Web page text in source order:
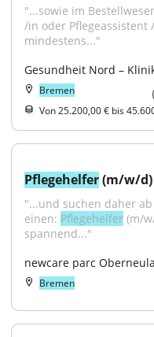
"...sowie im
/in oder Pflegeassistent
mindestens..."
Gesundheit Nord –
Bremen
Von 25.200,00 € bis
Pflegehelfer (m/w/d)
"...und suchen daher
einen: Pflegehelfer (m/
spannend..."
newcare parc
Bremen